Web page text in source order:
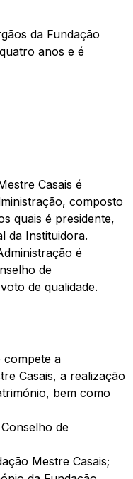
da Fundação
anos e é
Casais é
composto
quais é presidente,
da Instituidora.
é
de
de qualidade.
compete a
Casais, a realização
bem como
de
Mestre Casais;